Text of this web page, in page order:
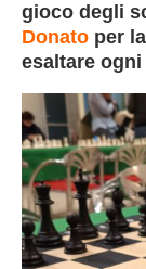
gioco degli
Donato per
esaltare